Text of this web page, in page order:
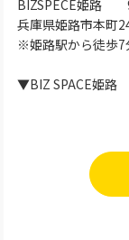
BIZSPECE姫路
兵庫県姫路市本町
※姫路駅から徒歩7
▼BIZ SPACE姫路